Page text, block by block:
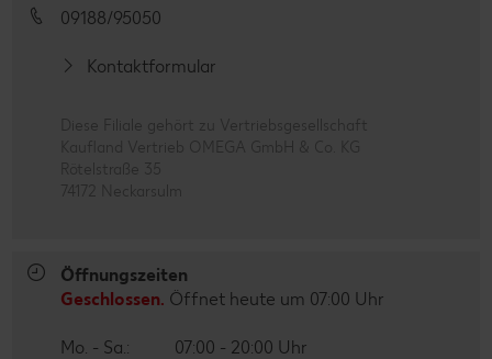
09188/95050
Kontaktformular
Diese Filiale gehört zu Vertriebsgesellschaft
Kaufland Vertrieb OMEGA GmbH & Co. KG
Rötelstraße 35
74172 Neckarsulm
Öffnungszeiten
Geschlossen. Öffnet heute um 07:00 Uhr
Mo. - Sa.:
07:00 - 20:00 Uhr